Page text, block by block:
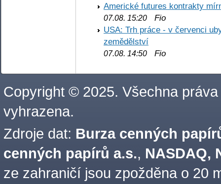
Americké futures kontrakty
07.08. 15:20 Fio
USA: Trh práce - v červenci
zemědělství
07.08. 14:50 Fio
Copyright © 2025. Všechna práva
vyhrazena.
Zdroje dat: Burza cenných
cenných papírů a.s., NASDAQ,
ze zahraničí jsou zpožděna o 20